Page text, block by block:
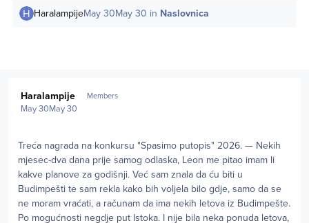
HaralampijeMay 30May 30 in Naslovnica
Haralampije Members
May 30May 30
Treća nagrada na konkursu "Spasimo putopis" 2026. — Nekih
mjesec-dva dana prije samog odlaska, Leon me pitao imam li
kakve planove za godišnji. Već sam znala da ću biti u
Budimpešti te sam rekla kako bih voljela bilo gdje, samo da se
ne moram vraćati, a računam da ima nekih letova iz Budimpešte.
Po mogućnosti negdje put Istoka. I nije bila neka ponuda letova,